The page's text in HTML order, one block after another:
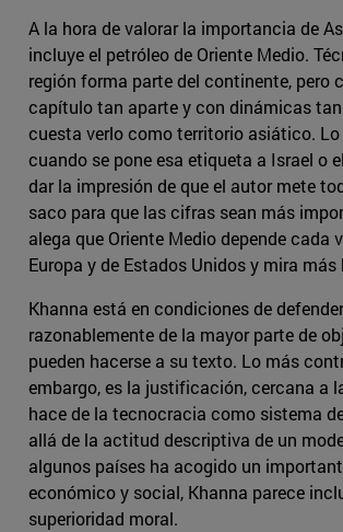
A la hora de valorar la importancia de
incluye el petróleo de Oriente Medio.
región forma parte del continente, pero
capítulo tan aparte y con dinámicas
cuesta verlo como territorio asiático.
cuando se pone esa etiqueta a Israel o
dar la impresión de que el autor mete
saco para que las cifras sean más
alega que Oriente Medio depende cada
Europa y de Estados Unidos y mira más
Khanna está en condiciones de
razonablemente de la mayor parte de
pueden hacerse a su texto. Lo más
embargo, es la justificación, cercana a
hace de la tecnocracia como sistema
allá de la actitud descriptiva de un
algunos países ha acogido un
económico y social, Khanna parece
superioridad moral.